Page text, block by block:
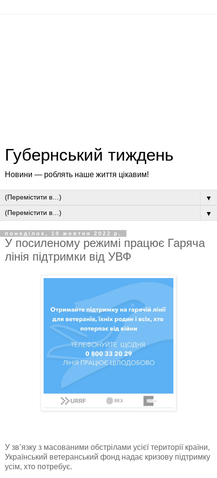
Губернський тиждень
Новини — роблять наше життя цікавим!
▼
▼
понеділок, 10 жовтня 2022 р.
У посиленому режимі працює Гаряча
лінія підтримки від УВФ
У зв’язку з масованими обстрілами усієї території країни,
Український ветеранський фонд надає кризову підтримку
усім, хто потребує.